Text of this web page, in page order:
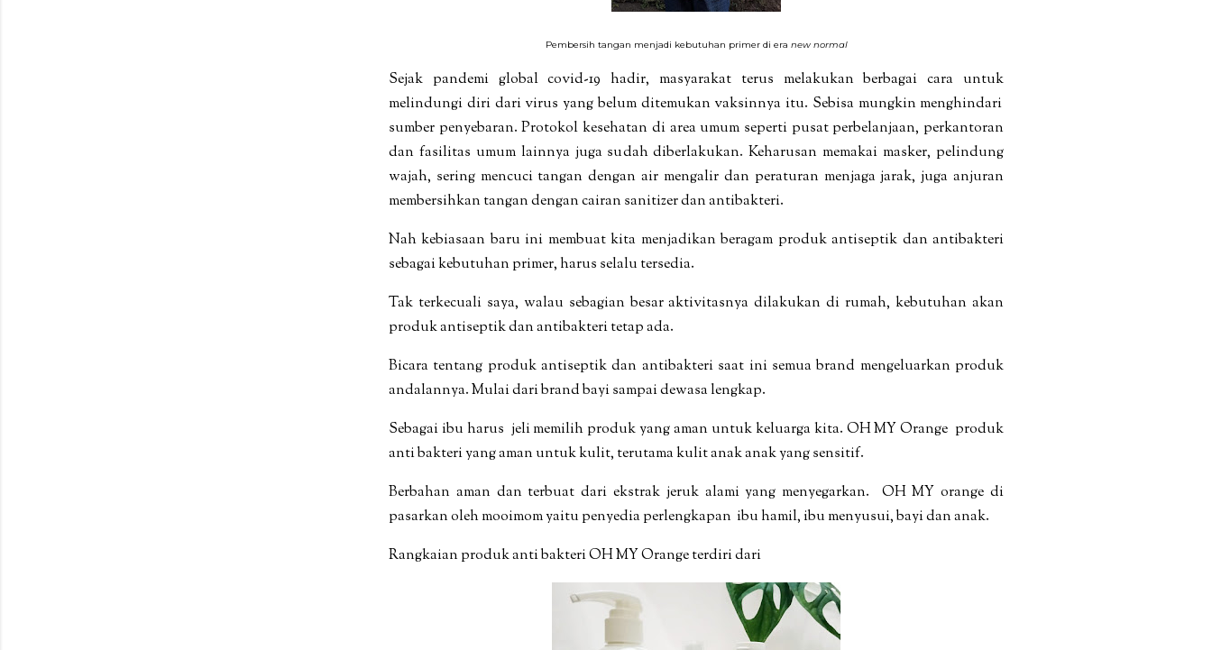
Pembersih tangan menjadi kebutuhan primer di era new normal
Sejak pandemi global covid-19 hadir, masyarakat terus melakukan berbagai cara untuk
melindungi diri dari virus yang belum ditemukan vaksinnya itu. Sebisa mungkin menghindari
sumber penyebaran. Protokol kesehatan di area umum seperti pusat perbelanjaan, perkantoran
dan fasilitas umum lainnya juga sudah diberlakukan. Keharusan memakai masker, pelindung
wajah, sering mencuci tangan dengan air mengalir dan peraturan menjaga jarak, juga anjuran
membersihkan tangan dengan cairan sanitizer dan antibakteri.
Nah kebiasaan baru ini membuat kita menjadikan beragam produk antiseptik dan antibakteri
sebagai kebutuhan primer, harus selalu tersedia.
Tak terkecuali saya, walau sebagian besar aktivitasnya dilakukan di rumah, kebutuhan akan
produk antiseptik dan antibakteri tetap ada.
Bicara tentang produk antiseptik dan antibakteri saat ini semua brand mengeluarkan produk
andalannya. Mulai dari brand bayi sampai dewasa lengkap.
Sebagai ibu harus jeli memilih produk yang aman untuk keluarga kita. OH MY Orange produk
anti bakteri yangaman untuk kulit, terutama kulit anak anak yang sensitif.
Berbahan aman dan terbuat dari ekstrak jeruk alami yang menyegarkan.
OH MY orange di
pasarkan oleh mooimomyaitu penyedia perlengkapan ibu hamil, ibu menyusui, bayi dan anak.
Rangkaian produk anti bakteri OH MY Orange terdiri dari